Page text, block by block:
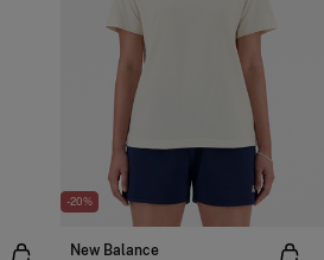
-20%
New Balance